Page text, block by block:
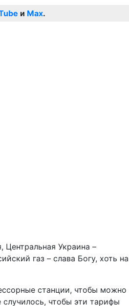
и Max.
Центральная Украина –
газ – слава Богу, хоть на
станции, чтобы можно
чтобы эти тарифы